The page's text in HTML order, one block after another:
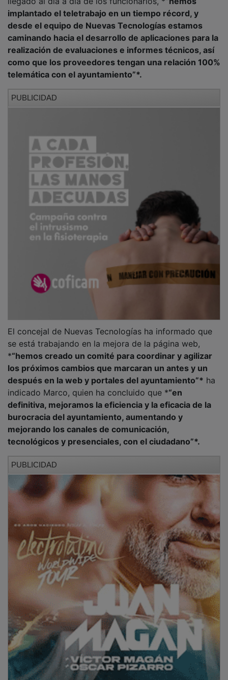
implantado el teletrabajo en un tiempo récord, y
desde el equipo de Nuevas Tecnologías estamos
caminando hacia el desarrollo de aplicaciones para la
realización de evaluaciones e informes técnicos, así
como que los proveedores tengan una relación 100%
telemática con el ayuntamiento”*.
se está trabajando en la mejora de la página web,
*“hemos creado un comité para coordinar y agilizar
los próximos cambios que marcaran un antes y un
después en la web y portales del ayuntamiento”*ha
indicado Marco, quien ha concluido que *“en
definitiva, mejoramos la eficiencia y la eficacia de la
burocracia del ayuntamiento, aumentando y
mejorando los canales de comunicación,
tecnológicos y presenciales, con el ciudadano”*.